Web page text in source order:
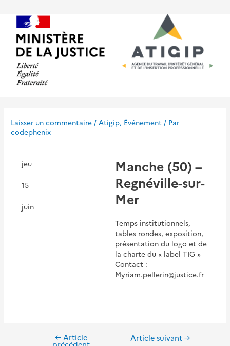
contenu
Laisser un commentaire /Atigip, Événement / Par
codephenix
jeu
15
juin
Manche (50) –
Regnéville-sur-
Mer
Temps institutionnels,
tables rondes, exposition,
présentation du logo et de
la charte du « label TIG »
Contact :
Myriam.pellerin@justice.fr
Navigation
← Article Article suivant→